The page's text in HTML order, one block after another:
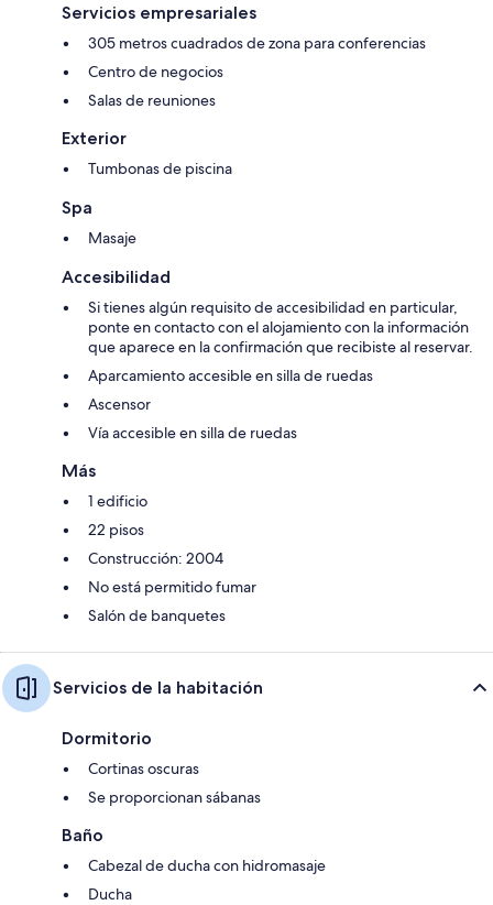
Servicios empresariales
305 metros cuadrados de zona para conferencias
Centro de negocios
Salas de reuniones
Exterior
Tumbonas de piscina
Spa
Masaje
Accesibilidad
Si tienes algún requisito de accesibilidad en particular,
ponte en contacto con el alojamiento con la información
que aparece en la confirmación que recibiste al reservar.
Aparcamiento accesible en silla de ruedas
Ascensor
Vía accesible en silla de ruedas
Más
1 edificio
22 pisos
Construcción: 2004
No está permitido fumar
Salón de banquetes
Servicios de la habitación
Dormitorio
Cortinas oscuras
Se proporcionan sábanas
Baño
Cabezal de ducha con hidromasaje
Ducha